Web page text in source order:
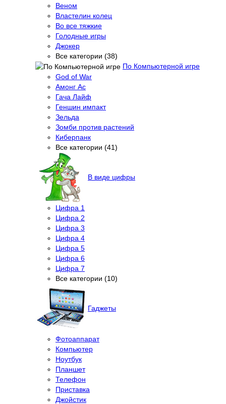
Веном
Властелин колец
Во все тяжкие
Голодные игры
Джокер
Все категории (38)
По Компьютерной игре
God of War
Амонг Ас
Гача Лайф
Геншин импакт
Зельда
Зомби против растений
Киберпанк
Все категории (41)
В виде цифры
Цифра 1
Цифра 2
Цифра 3
Цифра 4
Цифра 5
Цифра 6
Цифра 7
Все категории (10)
Гаджеты
Фотоаппарат
Компьютер
Ноутбук
Планшет
Телефон
Приставка
Джойстик